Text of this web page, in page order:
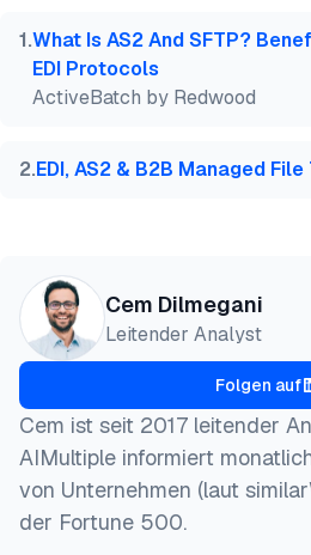
title  = {{Top 6 AS2-
  month  = jun,
howpublished    =
1.What Is AS2 And SFTP?
EDI Protocols
ActiveBatch by Redwood
2.EDI, AS2 & B2B Managed
Cem Dilmegani
Leitender Analyst
Folgen auf
Cem ist seit 2017 leitender
AIMultiple informiert
von Unternehmen (laut
der Fortune 500.